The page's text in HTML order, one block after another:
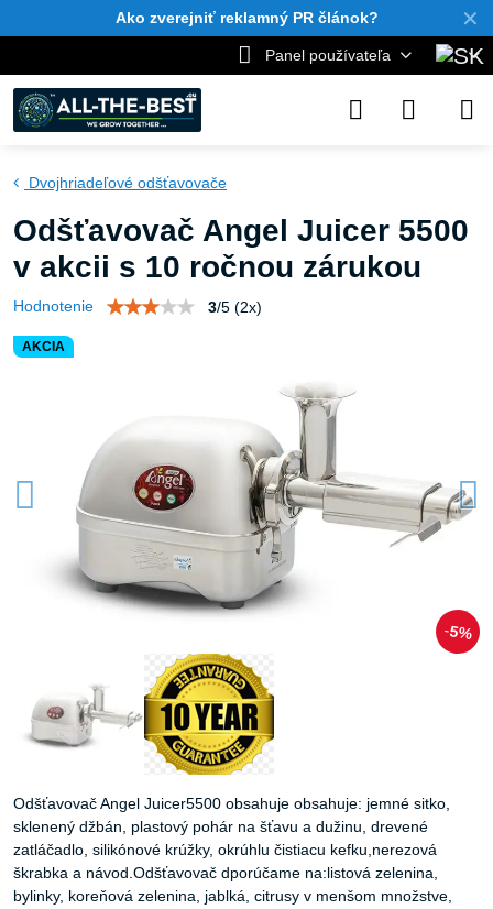
✕
Ako zverejniť reklamný PR článok?
Panel používateľa
AKCIA
5%
Dvojhriadeľové odšťavovače
Odšťavovač Angel Juicer 5500
v akcii s 10 ročnou zárukou
Hodnotenie 3/5 (2x)
Odšťavovač Angel Juicer5500 obsahuje obsahuje: jemné sitko,
sklenený džbán, plastový pohár na šťavu a dužinu, drevené
zatláčadlo, silikónové krúžky, okrúhlu čistiacu kefku,nerezová
škrabka a návod.Odšťavovač dporúčame na:listová zelenina,
bylinky, koreňová zelenina, jablká, citrusy v menšom množstve,